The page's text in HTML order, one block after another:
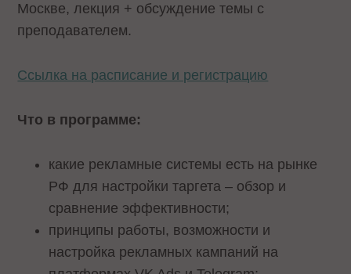
Москве, лекция + обсуждение темы с
преподавателем.
Ссылка на расписание и регистрацию
Что в программе:
какие рекламные системы есть на рынке
РФ для настройки таргета – обзор и
сравнение эффективности;
принципы работы, возможности и
настройка рекламных кампаний на